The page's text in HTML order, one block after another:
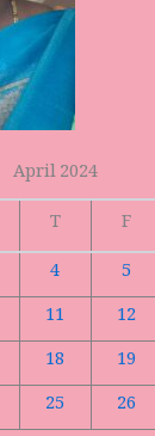
April 2024
T F
4 5
11 12
18 19
25 26